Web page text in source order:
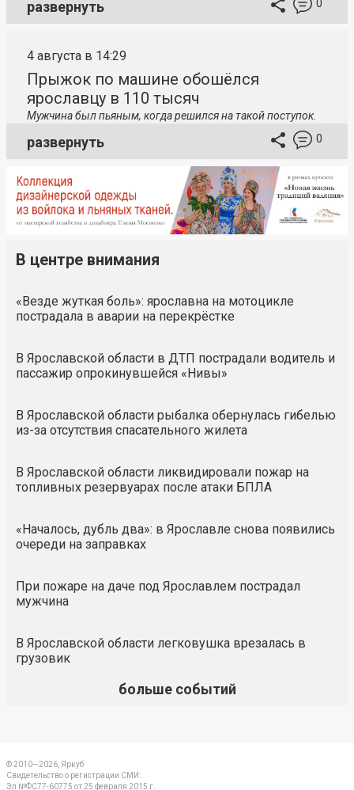
развернуть 0
4 августа в 14:29
Прыжок по машине обошёлся
ярославцу в 110 тысяч
Мужчина был пьяным, когда решился на такой поступок.
развернуть 0
В центре внимания
«Везде жуткая боль»: ярославна на мотоцикле
пострадала в аварии на перекрёстке
В Ярославской области в ДТП пострадали водитель и
пассажир опрокинувшейся «Нивы»
В Ярославской области рыбалка обернулась гибелью
из-за отсутствия спасательного жилета
В Ярославской области ликвидировали пожар на
топливных резервуарах после атаки БПЛА
«Началось, дубль два»: в Ярославле снова появились
очереди на заправках
При пожаре на даче под Ярославлем пострадал
мужчина
В Ярославской области легковушка врезалась в
грузовик
больше событий
© 2010—2026, Яркуб
Свидетельство о регистрации СМИ:
Эл №ФС77-60775 от 25 февраля 2015 г.